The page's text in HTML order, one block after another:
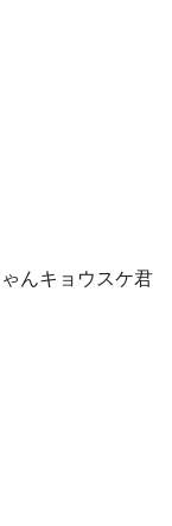
んキョウスケ君